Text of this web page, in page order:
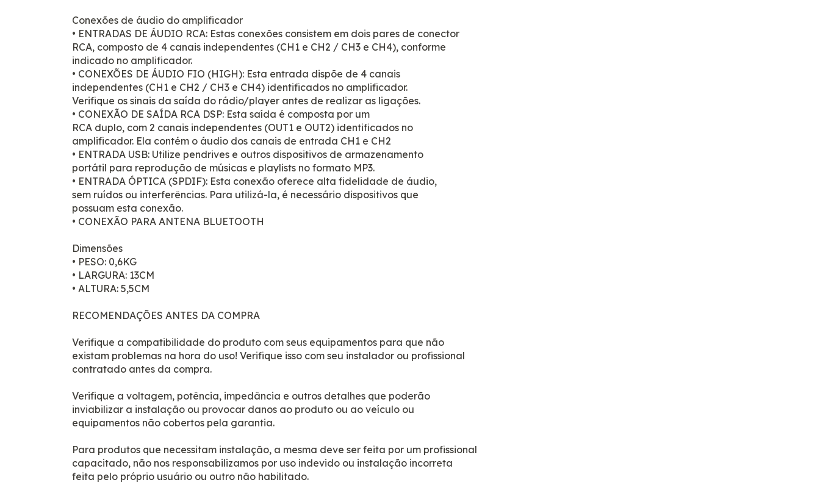
Conexões de áudio do amplificador
• ENTRADAS DE ÁUDIO RCA: Estas conexões consistem em dois pares de conector
RCA, composto de 4 canais independentes (CH1 e CH2 / CH3 e CH4), conforme
indicado no amplificador.
• CONEXÕES DE ÁUDIO FIO (HIGH): Esta entrada dispõe de 4 canais
independentes (CH1 e CH2 / CH3 e CH4) identificados no amplificador.
Verifique os sinais da saída do rádio/player antes de realizar as ligações.
• CONEXÃO DE SAÍDA RCA DSP: Esta saída é composta por um
RCA duplo, com 2 canais independentes (OUT1 e OUT2) identificados no
amplificador. Ela contém o áudio dos canais de entrada CH1 e CH2
• ENTRADA USB: Utilize pendrives e outros dispositivos de armazenamento
portátil para reprodução de músicas e playlists no formato MP3.
• ENTRADA ÓPTICA (SPDIF): Esta conexão oferece alta fidelidade de áudio,
sem ruídos ou interferências. Para utilizá-la, é necessário dispositivos que
possuam esta conexão.
• CONEXÃO PARA ANTENA BLUETOOTH
Dimensões
• PESO: 0,6KG
• LARGURA: 13CM
• ALTURA: 5,5CM
RECOMENDAÇÕES ANTES DA COMPRA
Verifique a compatibilidade do produto com seus equipamentos para que não
existam problemas na hora do uso! Verifique isso com seu instalador ou profissional
contratado antes da compra.
Verifique a voltagem, potência, impedância e outros detalhes que poderão
inviabilizar a instalação ou provocar danos ao produto ou ao veículo ou
equipamentos não cobertos pela garantia.
Para produtos que necessitam instalação, a mesma deve ser feita por um profissional
capacitado, não nos responsabilizamos por uso indevido ou instalação incorreta
feita pelo próprio usuário ou outro não habilitado.